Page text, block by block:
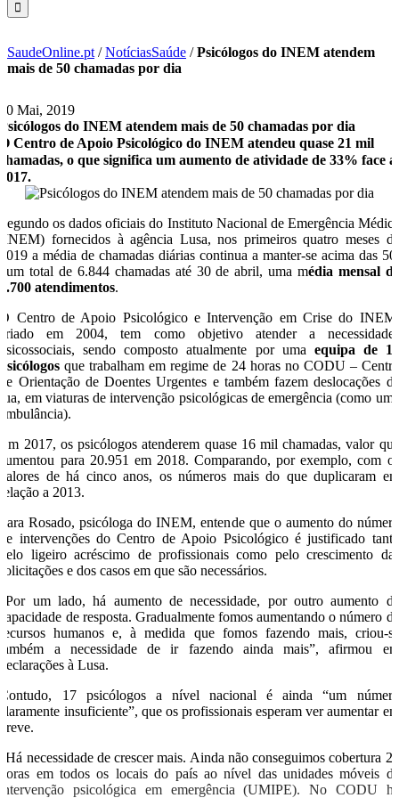
SaudeOnline.pt /NotíciasSaúde /Psicólogos do INEM atendem
mais de 50 chamadas por dia
30 Mai, 2019
Psicólogos do INEM atendem mais de 50 chamadas por dia
O Centro de Apoio Psicológico do INEM atendeu quase 21 mil
chamadas, o que significa um aumento de atividade de 33% face a
2017.
Segundo os dados oficiais do Instituto Nacional de Emergência Médica
(INEM) fornecidos à agência Lusa, nos primeiros quatro meses de
2019 a média de chamadas diárias continua a manter-se acima das 50,
num total de 6.844 chamadas até 30 de abril, uma média mensal de
1.700 atendimentos.
O Centro de Apoio Psicológico e Intervenção em Crise do INEM,
criado em 2004, tem como objetivo atender a necessidades
psicossociais, sendo composto atualmente por uma equipa de 17
psicólogos que trabalham em regime de 24 horas no CODU – Centro
de Orientação de Doentes Urgentes e também fazem deslocações de
rua, em viaturas de intervenção psicológicas de emergência (como uma
ambulância).
Em 2017, os psicólogos atenderem quase 16 mil chamadas, valor que
aumentou para 20.951 em 2018. Comparando, por exemplo, com os
valores de há cinco anos, os números mais do que duplicaram em
relação a 2013.
Sara Rosado, psicóloga do INEM, entende que o aumento do número
de intervenções do Centro de Apoio Psicológico é justificado tanto
pelo ligeiro acréscimo de profissionais como pelo crescimento das
solicitações e dos casos em que são necessários.
“Por um lado, há aumento de necessidade, por outro aumento de
capacidade de resposta. Gradualmente fomos aumentando o número de
recursos humanos e, à medida que fomos fazendo mais, criou-se
também a necessidade de ir fazendo ainda mais”, afirmou em
declarações à Lusa.
Contudo, 17 psicólogos a nível nacional é ainda “um número
claramente insuficiente”, que os profissionais esperam ver aumentar em
breve.
“Há necessidade de crescer mais. Ainda não conseguimos cobertura 24
horas em todos os locais do país ao nível das unidades móveis de
intervenção psicológica em emergência (UMIPE). No CODU há